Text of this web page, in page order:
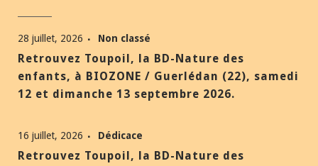
28 juillet, 2026 Non classé
Retrouvez Toupoil, la BD-Nature des
enfants, à BIOZONE / Guerlédan (22), samedi
12 et dimanche 13 septembre 2026.
16 juillet, 2026 Dédicace
Retrouvez Toupoil, la BD-Nature des